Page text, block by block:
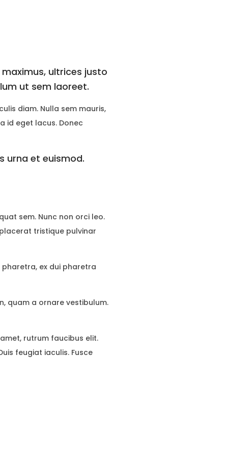
ultrices justo
ut sem laoreet.
diam. Nulla sem mauris,
id eget lacus. Donec
urna et euismod.
sem. Nunc non orci leo.
tristique pulvinar
ex dui pharetra
quam a ornare vestibulum.
rutrum faucibus elit.
feugiat iaculis. Fusce